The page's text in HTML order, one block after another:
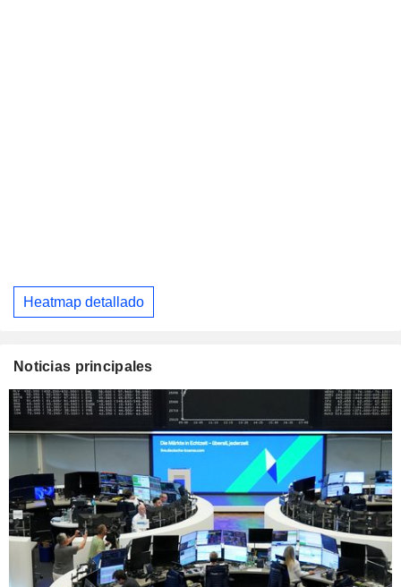
Heatmap detallado
Noticias principales